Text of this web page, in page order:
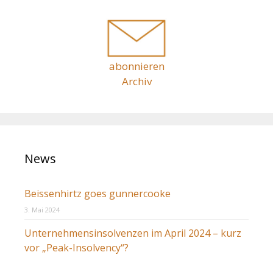
abonnieren
Archiv
News
Beissenhirtz goes gunnercooke
3. Mai 2024
Unternehmensinsolvenzen im April 2024 – kurz
vor „Peak-Insolvency“?